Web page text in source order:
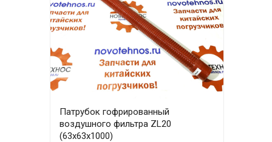
Патрубок гофрированный
воздушного фильтра ZL20
(63х63х1000)